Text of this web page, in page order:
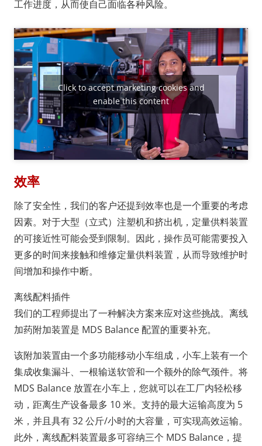
工作进度，从而使自己面临各种风险。
Click to accept marketing cookies and
enable this content
效率
除了安全性，我们的客户还提到效率也是一个重要的考虑
因素。对于大型（立式）注塑机和挤出机，定量供料装置
的可接近性可能会受到限制。因此，操作员可能需要投入
更多的时间来接触和维修定量供料装置，从而导致维护时
间增加和操作中断。
离线配料插件
我们的工程师提出了一种解决方案来应对这些挑战。离线
加药附加装置是 MDS Balance 配置的重要补充。
该附加装置由一个多功能移动小车组成，小车上装有一个
集成收集漏斗、一根输送软管和一个额外的除气颈件。将
MDS Balance 放置在小车上，您就可以在工厂内轻松移
动，距离生产设备最多 10 米。支持的最大运输高度为 5
米，并且具有 32 公斤/小时的大容量，可实现高效运输。
此外，离线配料装置最多可容纳三个 MDS Balance，提